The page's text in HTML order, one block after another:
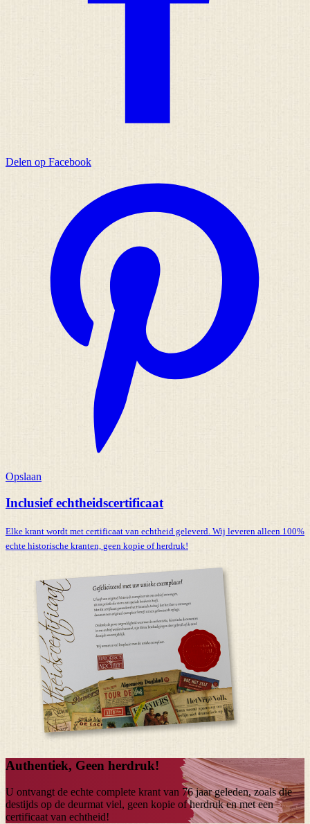
Delen op Facebook
Opslaan
Inclusief echtheidscertificaat
Elke krant wordt met certificaat van echtheid geleverd. Wij leveren alleen 100%
echte historische kranten, geen kopie of herdruk!
Authentiek, Geen herdruk!
U ontvangt de echte complete krant van 76 jaargeleden, zoals die
destijds op de deurmat viel, geen kopie of herdruk en met een
certificaat van echtheid!